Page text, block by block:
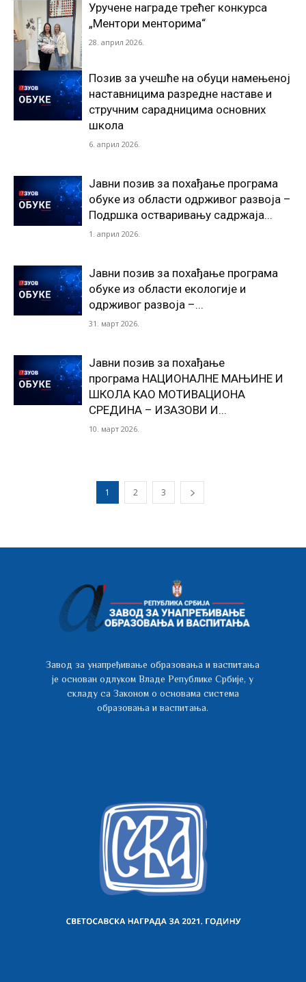
Уручене награде трећег конкурса
„Ментори менторима“
28. април 2026.
Позив за учешће на обуци намењеној
наставницима разредне наставе и
стручним сарадницима основних
школа
6. април 2026.
Јавни позив за похађање програма
обуке из области одрживог развоја –
Подршка остваривању садржаја...
1. април 2026.
Јавни позив за похађање програма
обуке из области екологије и
одрживог развоја –...
31. март 2026.
Јавни позив за похађање
програма НАЦИОНАЛНЕ МАЊИНЕ И
ШКОЛА КАО МОТИВАЦИОНА
СРЕДИНА – ИЗАЗОВИ И...
10. март 2026.
1 2 3
Завод за унапређивање образовања и васпитања
је основан одлуком Владе Републике Србије, у
складу са Законом о основама система
образовања и васпитања.